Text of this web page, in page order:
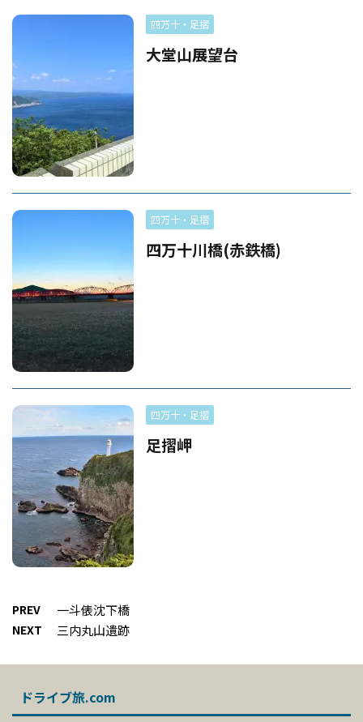
四万十・足摺
大堂山展望台
四万十・足摺
四万十川橋(赤鉄橋)
四万十・足摺
足摺岬
PREV 一斗俵沈下橋
NEXT 三内丸山遺跡
ドライブ旅.com